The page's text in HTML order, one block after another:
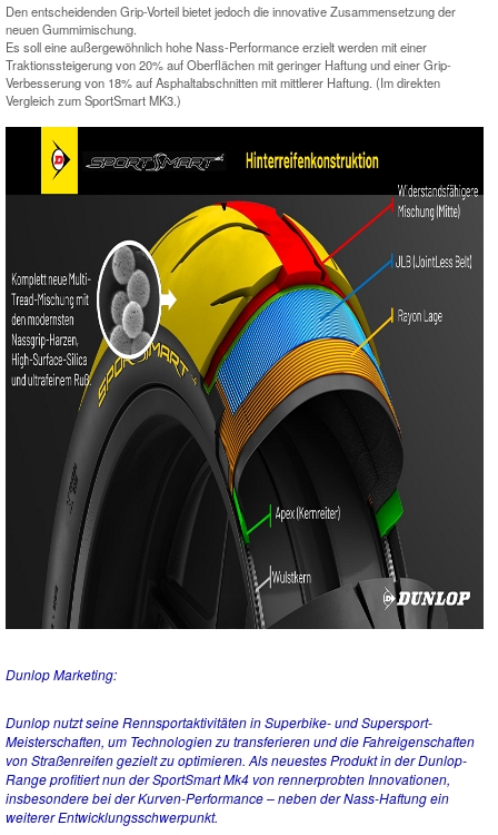
Den entscheidenden Grip-Vorteil bietet jedoch die innovative Zusammensetzung der
neuen Gummimischung.
Es soll eine außergewöhnlich hohe Nass-Performance erzielt werden mit einer
Traktionssteigerung von 20% auf Oberflächen mit geringer Haftung und einer Grip-
Verbesserung von 18% auf Asphaltabschnitten mit mittlerer Haftung. (Im direkten
Vergleich zum SportSmart MK3.)
Dunlop Marketing:
Dunlop nutzt seine Rennsportaktivitäten in Superbike- und Supersport-
Meisterschaften, um Technologien zu transferieren und die Fahreigenschaften
von Straßenreifen gezielt zu optimieren. Als neuestes Produkt in der Dunlop-
Range profitiert nun der SportSmart Mk4 von rennerprobten Innovationen,
insbesondere bei der Kurven-Performance – neben der Nass-Haftung ein
weiterer Entwicklungsschwerpunkt.